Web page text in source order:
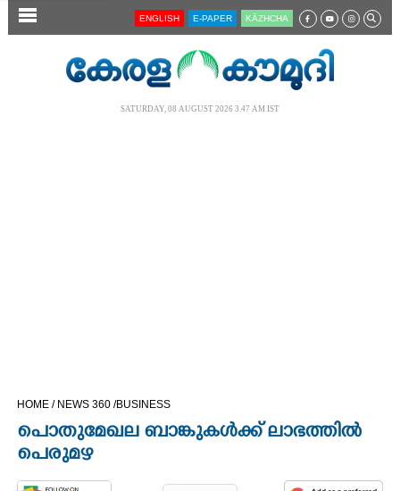
SECTIONS
OPINION
ENGLISH E-PAPER KĀZHCHA
SATURDAY, 08 AUGUST 2026 3.47 AM IST
HOME / NEWS 360 /BUSINESS
പൊതുമേഖല ബാങ്കുകൾക്ക് ലാ​ഭ​ത്തിൽ
പെരുമഴ